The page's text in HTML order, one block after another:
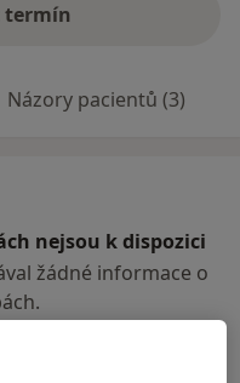
termín
Názory pacientů (3)
nejsou k dispozici
žádné informace o